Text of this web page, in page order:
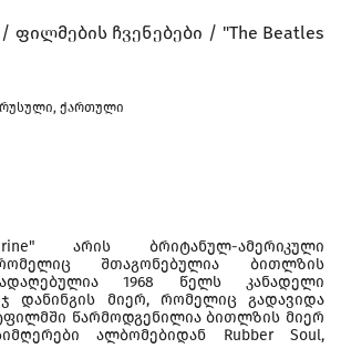
ფილმების ჩვენებები "The Beatles:
ქართული
არის ბრიტანულ-ამერიკული
შთაგონებულია ბითლზის
1968 წელს კანადელი
დანინგის მიერ, რომელიც გადავიდა
წარმოდგენილია ბითლზის მიერ
ალბომებიდან Rubber Soul,